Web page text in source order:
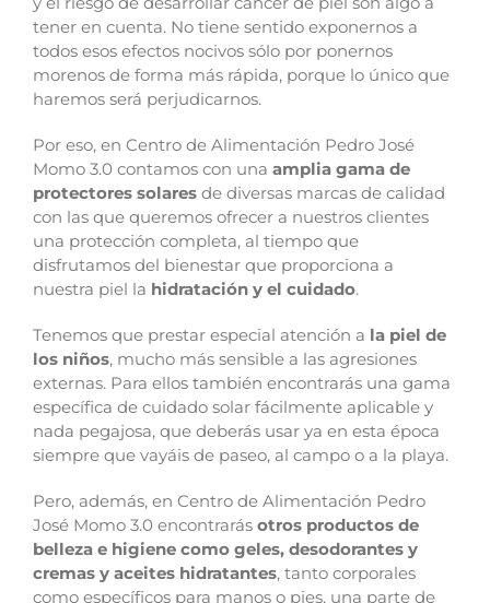
tener en cuenta. No tiene sentido exponernos a
todos esos efectos nocivos sólo por ponernos
morenos de forma más rápida, porque lo único que
haremos será perjudicarnos.
Por eso, en Centro de Alimentación Pedro José
Momo 3.0 contamos con una amplia gama de
protectores solares de diversas marcas de calidad
con las que queremos ofrecer a nuestros clientes
una protección completa, al tiempo que
disfrutamos del bienestar que proporciona a
nuestra piel la hidratación y el cuidado.
Tenemos que prestar especial atención a la piel de
los niños, mucho más sensible a las agresiones
externas. Para ellos también encontrarás una gama
específica de cuidado solar fácilmente aplicable y
nada pegajosa, que deberás usar ya en esta época
siempre que vayáis de paseo, al campo o a la playa.
Pero, además, en Centro de Alimentación Pedro
José Momo 3.0 encontrarás otros productos de
belleza e higiene como geles, desodorantes y
cremas y aceites hidratantes, tanto corporales
como específicos para manos o pies, una parte de